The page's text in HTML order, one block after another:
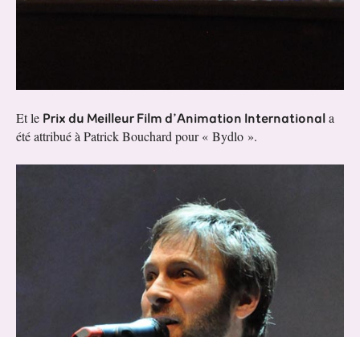
Et le Prix du Meilleur Film d’Animation Internationala
été attribué à Patrick Bouchard pour « Bydlo ».